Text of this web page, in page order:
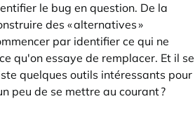
le bug en question. De la
des « alternatives »
par identifier ce qui ne
qu'on essaye de remplacer. Et il se
quelques outils intéressants pour
peu de se mettre au courant ?